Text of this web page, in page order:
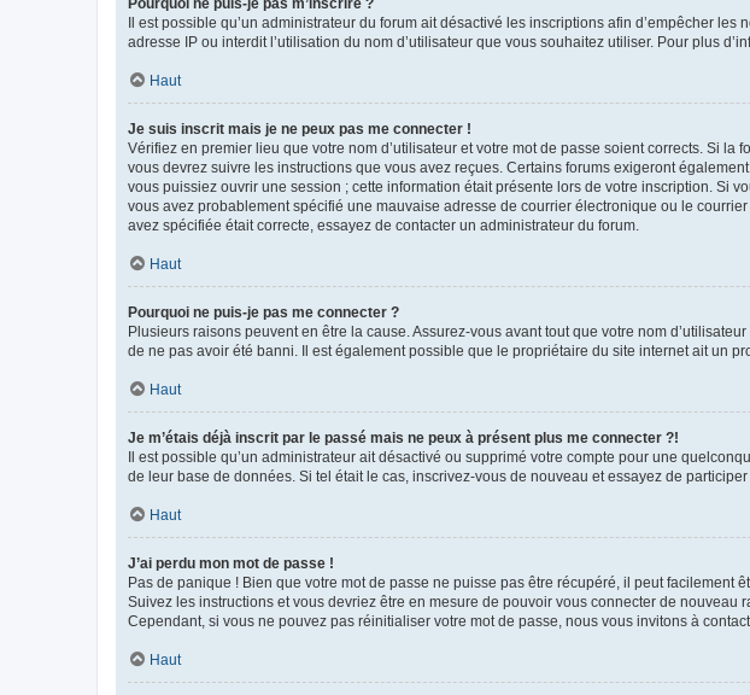
Il est possible qu’un administrateur du forum ait désactivé les inscriptions afin d’empêcher
adresse IP ou interdit l’utilisation du nom d’utilisateur que vous souhaitez utiliser. Pour plus
Haut
Je suis inscrit mais je ne peux pas me connecter !
Vérifiez en premier lieu que votre nom d’utilisateur et votre mot de passe soient corrects. Si
vous devrez suivre les instructions que vous avez reçues. Certains forums exigeront
vous puissiez ouvrir une session ; cette information était présente lors de votre inscription. Si
vous avez probablement spécifié une mauvaise adresse de courrier électronique ou le
avez spécifiée était correcte, essayez de contacter un administrateur du forum.
Haut
Pourquoi ne puis-je pas me connecter ?
Plusieurs raisons peuvent en être la cause. Assurez-vous avant tout que votre nom
de ne pas avoir été banni. Il est également possible que le propriétaire du site internet ait un
Haut
Je m’étais déjà inscrit par le passé mais ne peux à présent plus me connecter ?!
Il est possible qu’un administrateur ait désactivé ou supprimé votre compte pour une
de leur base de données. Si tel était le cas, inscrivez-vous de nouveau et essayez de
Haut
J’ai perdu mon mot de passe !
Pas de panique ! Bien que votre mot de passe ne puisse pas être récupéré, il peut facilement
Suivez les instructions et vous devriez être en mesure de pouvoir vous connecter de nouveau
Cependant, si vous ne pouvez pas réinitialiser votre mot de passe, nous vous invitons à
Haut